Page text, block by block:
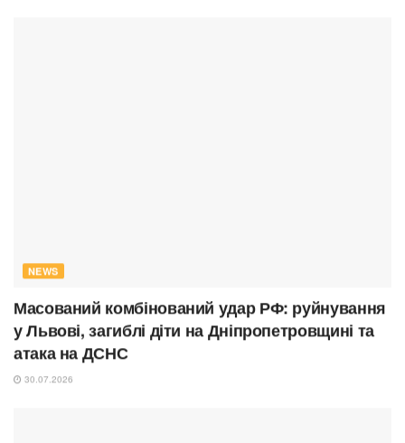
NEWS
Масований комбінований удар РФ: руйнування
у Львові, загиблі діти на Дніпропетровщині та
атака на ДСНС
30.07.2026